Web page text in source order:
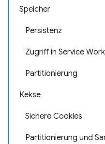
Speicher
Persistenz
Zugriff in Service
Partitionierung
Kekse
Sichere Cookies
Partitionierung und